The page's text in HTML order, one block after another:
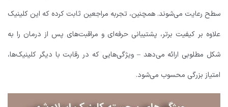
سطح رعایت می‌شوند. همچنین، تجربه مراجعین ثابت کرده که این کلینیک
علاوه بر کیفیت برتر، پشتیبانی حرفه‌ای و مراقبت‌های پس از درمان را به
شکل مطلوبی ارائه می‌دهد – ویژگی‌هایی که در رقابت با دیگر کلینیک‌ها،
امتیاز بزرگی محسوب می‌شود.